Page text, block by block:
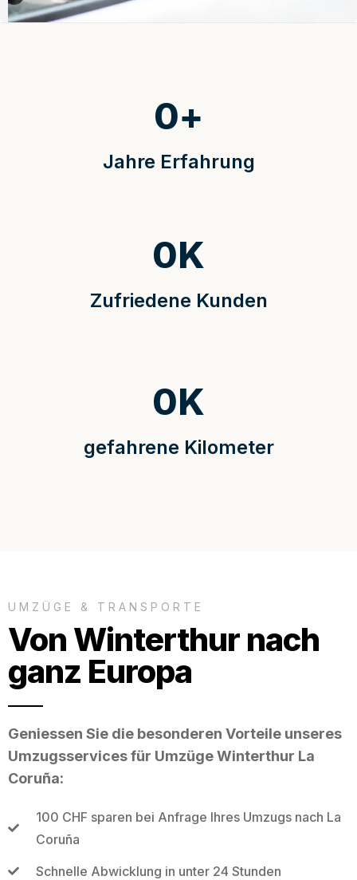
Jahre Erfahrung
0+
Zufriedene Kunden
0K
gefahrene Kilometer
0K
UMZÜGE & TRANSPORTE
Von Winterthur nach
ganz Europa
Geniessen Sie die besonderen Vorteile unseres
Umzugsservices für Umzüge Winterthur La
Coruña:
100 CHF sparen bei Anfrage Ihres Umzugs nach La
Coruña
Schnelle Abwicklung in unter 24 Stunden